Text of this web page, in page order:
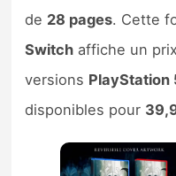
de 28 pages. Cette
Switch affiche un
versions PlayStation
disponibles pour